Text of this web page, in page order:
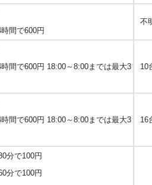
間で600円
不
間で600円 18:00～8:00までは最大3
10
間で600円 18:00～8:00までは最大3
16
分で100円
分で100円